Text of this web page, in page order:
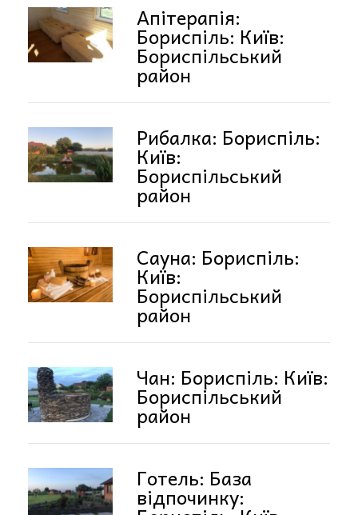
Апітерапія:
Бориспіль: Київ:
Бориспільський
район
Рибалка: Бориспіль:
Київ:
Бориспільський
район
Сауна: Бориспіль:
Київ:
Бориспільський
район
Чан: Бориспіль: Київ:
Бориспільський
район
Готель: База
відпочинку: